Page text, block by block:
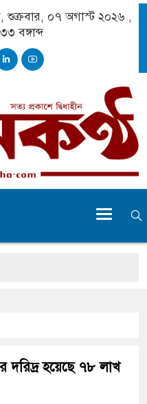
, শুক্রবার, ০৭ অগাস্ট ২০২৬ ,
বঙ্গাব্দ
দরিদ্র হয়েছে ৭৮ লাখ